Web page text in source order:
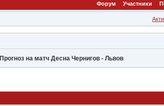
Форум Участники
Прогноз на матч Десна Чернигов - Львов